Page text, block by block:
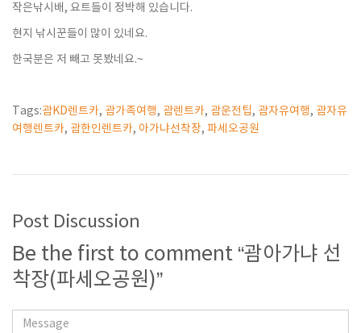
작은낚시배, 요트들이 정박해 있습니다.
현지 낚시꾼들이 많이 있네요.
한국분은 저 빼고 못봤네요.~
Tags:괌KD렌트카, 괌가족여행, 괌렌트카, 괌운전팁, 괌자유여행, 괌자유
여행렌트카, 괌한인렌트카, 아가냐선착장, 파세오공원
Post Discussion
Be the first to comment “괌아가냐 선
착장(파세오공원)”